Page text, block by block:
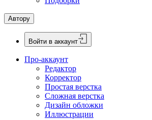
Автору
Войти в аккаунт
Про-аккаунт
Редактор
Корректор
Простая верстка
Сложная верстка
Дизайн обложки
Иллюстрации